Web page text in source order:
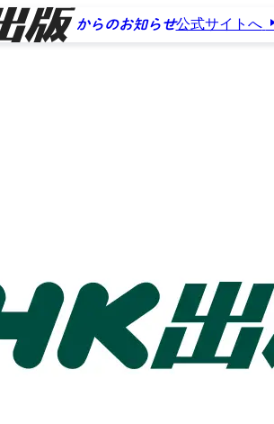
からのお知らせ公式サイトへ